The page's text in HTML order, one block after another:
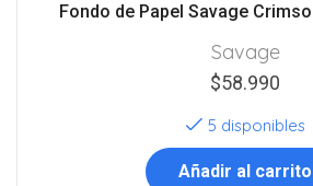
Fondo de Papel Savage
Savage
$58.990
5 disponibles
Añadir al carrito